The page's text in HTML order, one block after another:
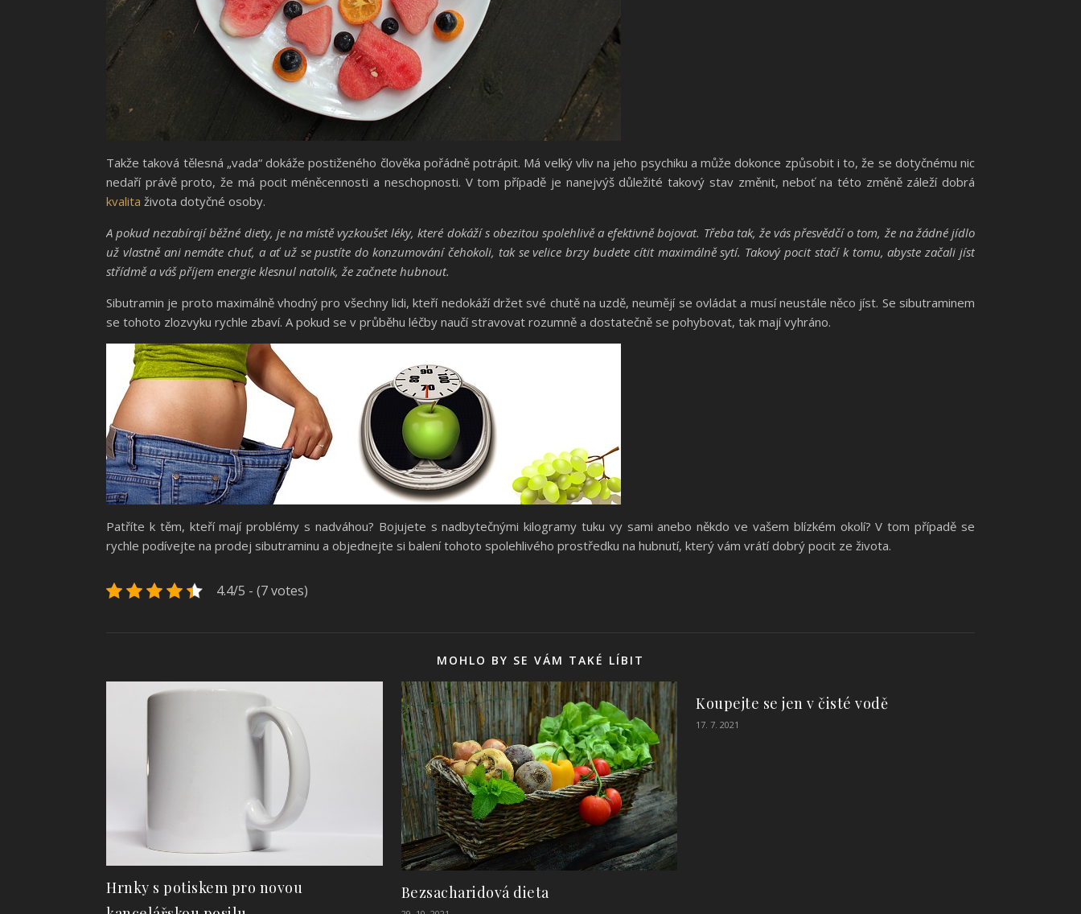
Takže taková tělesná „vada“ dokáže postiženého člověka pořádně potrápit. Má velký vliv na jeho psychiku a může dokonce způsobit i to, že se dotyčnému nic
nedaří právě proto, že má pocit méněcennosti a neschopnosti. V tom případě je nanejvýš důležité takový stav změnit, neboť na této změně záleží dobrá
kvalita života dotyčné osoby.
A pokud nezabírají běžné diety, je na místě vyzkoušet léky, které dokáží s obezitou spolehlivě a efektivně bojovat. Třeba tak, že vás přesvědčí o tom, že na žádné jídlo
už vlastně ani nemáte chuť, a ať už se pustíte do konzumování čehokoli, tak se velice brzy budete cítit maximálně sytí. Takový pocit stačí k tomu, abyste začali jíst
střídmě a váš příjem energie klesnul natolik, že začnete hubnout.
Sibutramin je proto maximálně vhodný pro všechny lidi, kteří nedokáží držet své chutě na uzdě, neumějí se ovládat a musí neustále něco jíst. Se sibutraminem
se tohoto zlozvyku rychle zbaví. A pokud se v průběhu léčby naučí stravovat rozumně a dostatečně se pohybovat, tak mají vyhráno.
Patříte k těm, kteří mají problémy s nadváhou? Bojujete s nadbytečnými kilogramy tuku vy sami anebo někdo ve vašem blízkém okolí? V tom případě se
rychle podívejte na prodej sibutraminu a objednejte si balení tohoto spolehlivého prostředku na hubnutí, který vám vrátí dobrý pocit ze života.
4.4/5 - (7 votes)
MOHLO BY SE VÁM TAKÉ LÍBIT
Hrnky s potiskem pro novou
Bezsacharidová dieta
Koupejte se jen v čisté vodě
17. 7. 2021